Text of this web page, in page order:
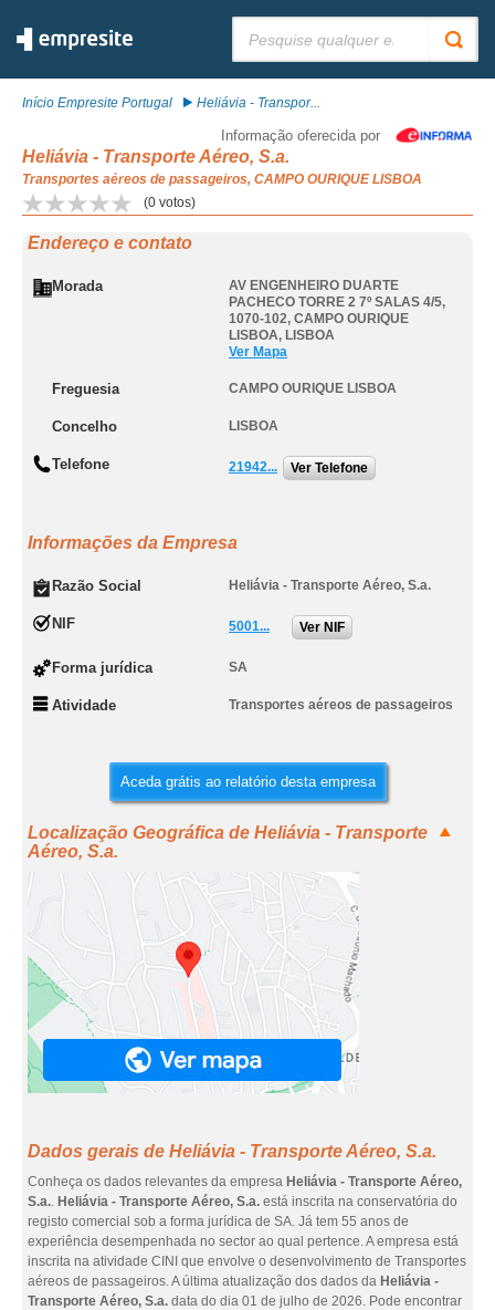
Início Empresite Portugal Heliávia - Transpor...
Informação oferecida por
Heliávia - Transporte Aéreo, S.a.
Transportes aéreos de passageiros, CAMPO OURIQUE LISBOA
(0 votos)
Endereço e contato
Morada
AV ENGENHEIRO DUARTE
PACHECO TORRE 2 7º SALAS 4/5,
1070-102, CAMPO OURIQUE
LISBOA, LISBOA
Ver Mapa
Freguesia CAMPO OURIQUE LISBOA
Concelho LISBOA
Telefone 21942... Ver Telefone
Informações da Empresa
Razão Social Heliávia - Transporte Aéreo, S.a.
NIF 5001... Ver NIF
Forma jurídica SA
Atividade Transportes aéreos de passageiros
Aceda grátis ao relatório desta empresa
Localização Geográfica de Heliávia - Transporte
Aéreo, S.a.
Dados gerais de Heliávia - Transporte Aéreo, S.a.
Conheça os dados relevantes da empresa Heliávia - Transporte Aéreo,
S.a.. Heliávia - Transporte Aéreo, S.a. está inscrita na conservatória do
registo comercial sob a forma jurídica de SA. Já tem 55 anos de
experiência desempenhada no sector ao qual pertence. A empresa está
inscrita na atividade CINI que envolve o desenvolvimento de Transportes
aéreos de passageiros. A última atualização dos dados da Heliávia -
Transporte Aéreo, S.a. data do dia 01 de julho de 2026. Pode encontrar